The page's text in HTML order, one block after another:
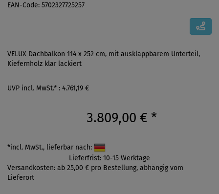
EAN-Code: 5702327725257
VELUX Dachbalkon 114 x 252 cm, mit ausklappbarem Unterteil,
Kiefernholz klar lackiert
UVP incl. MwSt.* : 4.761,19 €
3.809,00 € *
*incl. MwSt., lieferbar nach:
Lieferfrist: 10-15 Werktage
Versandkosten: ab 25,00 € pro Bestellung, abhängig vom
Lieferort